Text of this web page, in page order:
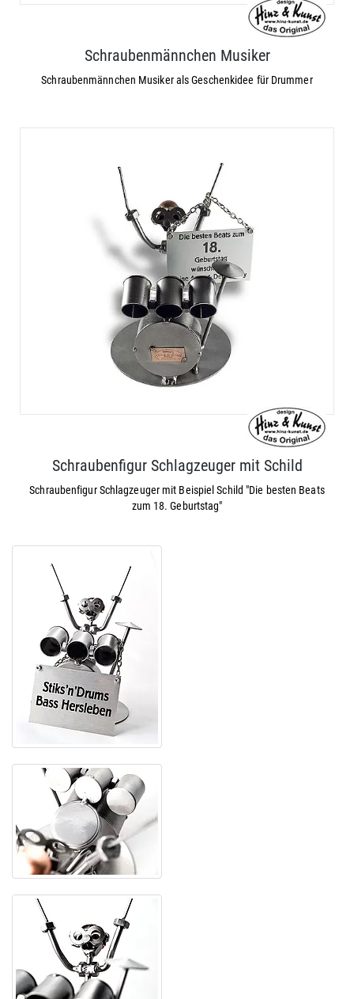
Schraubenmännchen Musiker
Schraubenmännchen Musiker als Geschenkidee für Drummer
Schraubenfigur Schlagzeuger mit Schild
Schraubenfigur Schlagzeuger mit Beispiel Schild "Die besten Beats
zum 18. Geburtstag"